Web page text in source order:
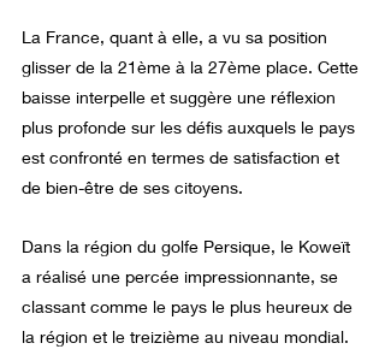
La France, quant à elle, a vu sa position
glisser de la 21ème à la 27ème place. Cette
baisse interpelle et suggère une réflexion
plus profonde sur les défis auxquels le pays
est confronté en termes de satisfaction et
de bien-être de ses citoyens.
Dans la région du golfe Persique, le Koweït
a réalisé une percée impressionnante, se
classant comme le pays le plus heureux de
la région et le treizième au niveau mondial.